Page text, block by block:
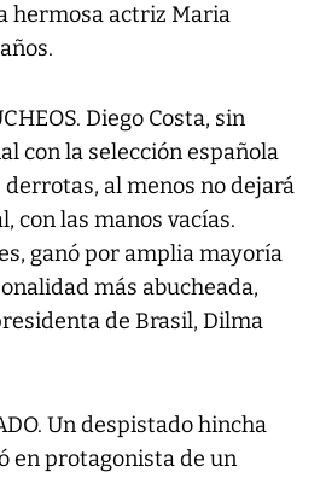
hermosa actriz Maria
Diego Costa, sin
con la selección española
al menos no dejará
con las manos vacías.
ganó por amplia mayoría
más abucheada,
de Brasil, Dilma
Un despistado hincha
en protagonista de un